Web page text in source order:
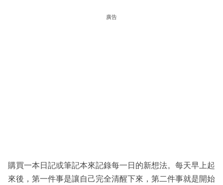
廣告
購買一本日記或筆記本來記錄每一日的新想法。每天早上起
來後，第一件事是讓自己完全清醒下來，第二件事就是開始